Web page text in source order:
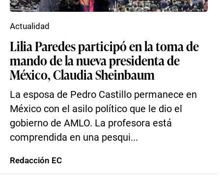
Lilia Paredes participó en la toma de
mando de la nueva presidenta de
México, Claudia Sheinbaum
La esposa de Pedro Castillo permanece en
México con el asilo político que le dio el
gobierno de AMLO. La profesora está
comprendida en una pesqui...
Actualidad
Redacción EC